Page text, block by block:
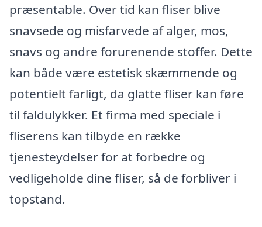
præsentable. Over tid kan fliser blive
snavsede og misfarvede af alger, mos,
snavs og andre forurenende stoffer. Dette
kan både være estetisk skæmmende og
potentielt farligt, da glatte fliser kan føre
til faldulykker. Et firma med speciale i
fliserens kan tilbyde en række
tjenesteydelser for at forbedre og
vedligeholde dine fliser, så de forbliver i
topstand.